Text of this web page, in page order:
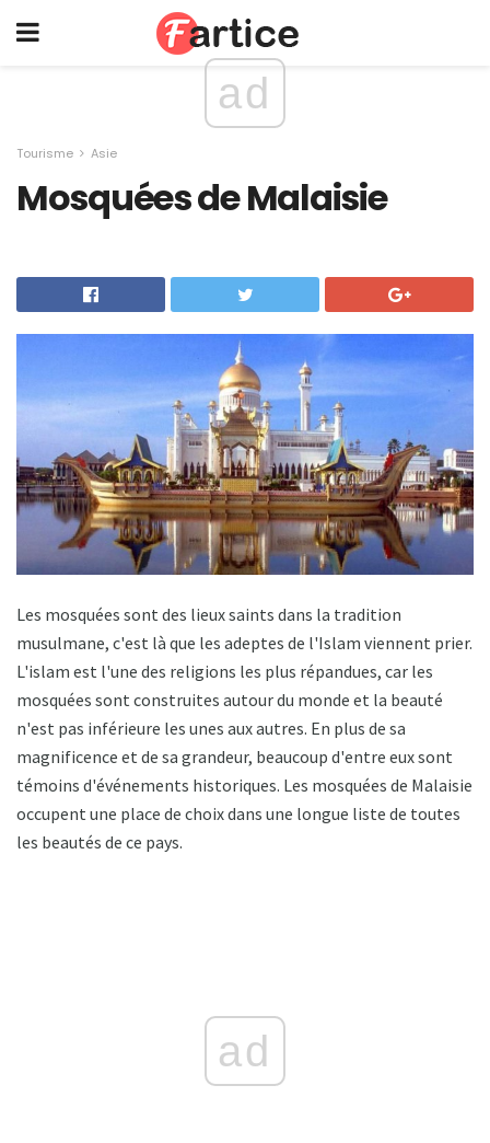
ad
Tourisme Asie
Mosquées de Malaisie
Les mosquées sont des lieux saints dans la tradition
musulmane, c'est là que les adeptes de l'Islam viennent prier.
L'islam est l'une des religions les plus répandues, car les
mosquées sont construites autour du monde et la beauté
n'est pas inférieure les unes aux autres. En plus de sa
magnificence et de sa grandeur, beaucoup d'entre eux sont
témoins d'événements historiques. Les mosquées de Malaisie
occupent une place de choix dans une longue liste de toutes
les beautés de ce pays.
ad